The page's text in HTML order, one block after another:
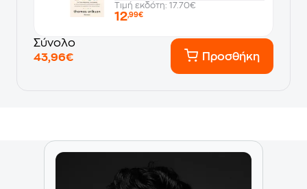
Τιμή εκδότη: 17.70€
12,99€
Σύνολο
43,96€
Προσθήκη